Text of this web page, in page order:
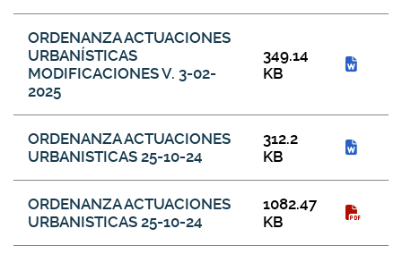
ORDENANZA ACTUACIONES
URBANÍSTICAS
MODIFICACIONES V. 3-02-
2025
349.14
KB
ORDENANZA ACTUACIONES
URBANISTICAS 25-10-24
312.2
KB
ORDENANZA ACTUACIONES
URBANISTICAS 25-10-24
1082.47
KB